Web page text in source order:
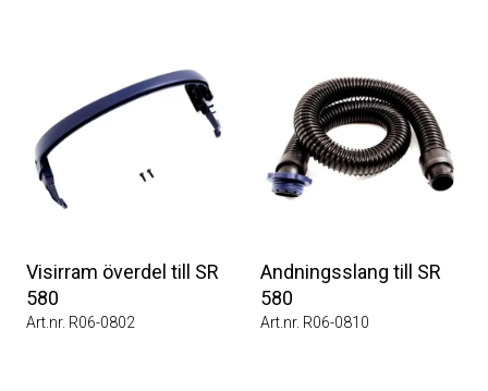
Visirram överdel till SR
580
Art.nr. R06-0802
Andningsslang till SR
580
Art.nr. R06-0810